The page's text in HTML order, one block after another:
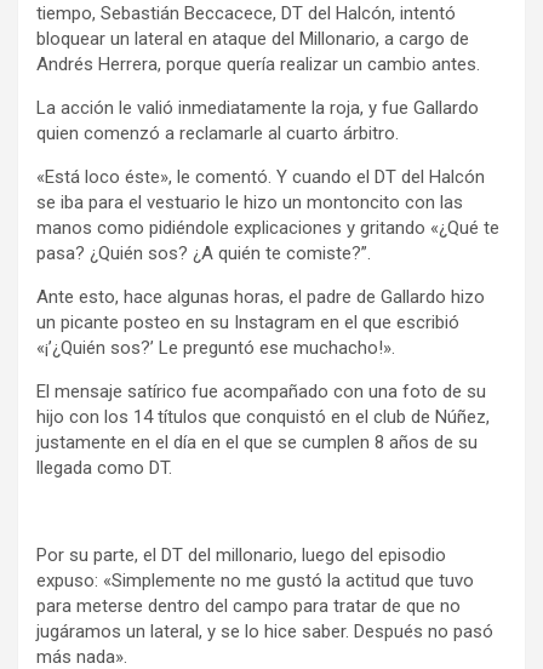
tiempo, Sebastián Beccacece, DT del Halcón, intentó
bloquear un lateral en ataque del Millonario, a cargo de
Andrés Herrera, porque quería realizar un cambio antes.
La acción le valió inmediatamente la roja, y fue Gallardo
quien comenzó a reclamarle al cuarto árbitro.
«Está loco éste», le comentó. Y cuando el DT del Halcón
se iba para el vestuario le hizo un montoncito con las
manos como pidiéndole explicaciones y gritando «¿Qué te
pasa? ¿Quién sos? ¿A quién te comiste?”.
Ante esto, hace algunas horas, el padre de Gallardo hizo
un picante posteo en su Instagram en el que escribió
«¡’¿Quién sos?’ Le preguntó ese muchacho!».
El mensaje satírico fue acompañado con una foto de su
hijo con los 14 títulos que conquistó en el club de Núñez,
justamente en el día en el que se cumplen 8 años de su
llegada como DT.
Por su parte, el DT del millonario, luego del episodio
expuso: «Simplemente no me gustó la actitud que tuvo
para meterse dentro del campo para tratar de que no
jugáramos un lateral, y se lo hice saber. Después no pasó
más nada».